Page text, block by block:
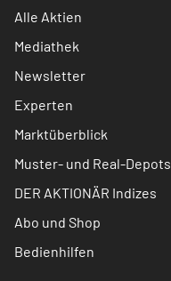
Alle Aktien
Mediathek
Newsletter
Experten
Marktüberblick
Muster- und Real-Depots
DER AKTIONÄR Indizes
Abo und Shop
Bedienhilfen